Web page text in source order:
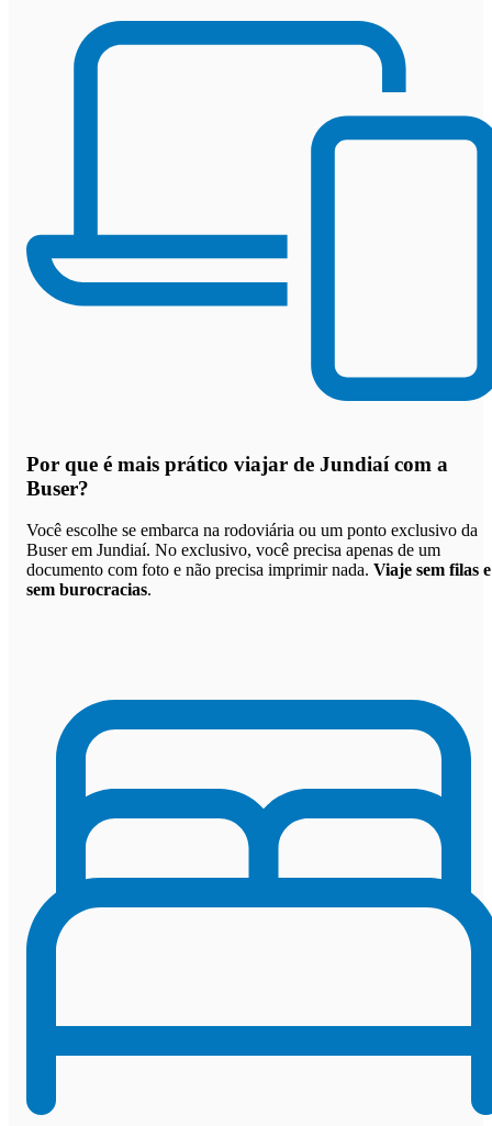
Por que é mais prático viajar de Jundiaí com a
Buser?
Você escolhe se embarca na rodoviária ou um ponto exclusivo da
Buser em Jundiaí. No exclusivo, você precisa apenas de um
documento com foto e não precisa imprimir nada. Viaje sem filas e
sem burocracias.